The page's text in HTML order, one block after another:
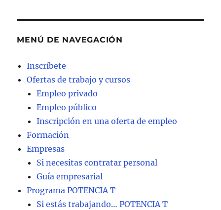
MENÚ DE NAVEGACIÓN
Inscríbete
Ofertas de trabajo y cursos
Empleo privado
Empleo público
Inscripción en una oferta de empleo
Formación
Empresas
Si necesitas contratar personal
Guía empresarial
Programa POTENCIA T
Si estás trabajando… POTENCIA T